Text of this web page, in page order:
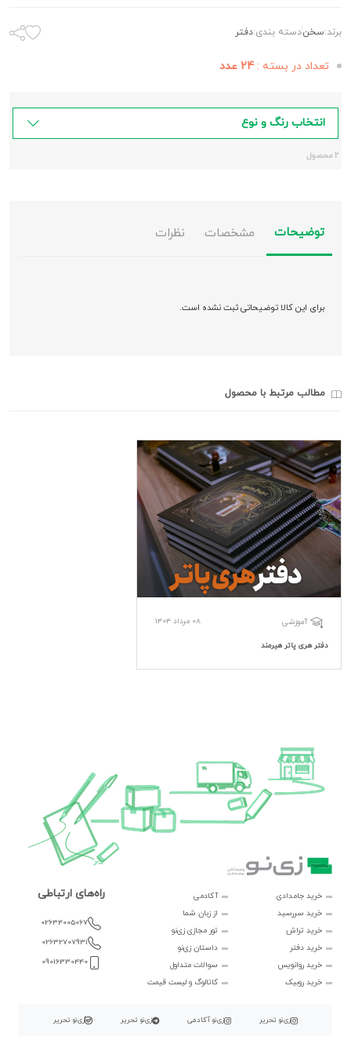
برند:سخندسته بندی:دفتر
تعداد در بسته :24 عدد
انتخاب رنگ و نوع
2 محصول
توضیحات مشخصات نظرات
برای این کالا توضیحاتی ثبت نشده است.
مطالب مرتبط با محصول
آموزشی 08 مرداد 1404
دفتر هری پاتر هیرمند
خرید جامدادی
خرید سررسید
خرید تراش
خرید دفتر
خرید روانویس
خرید روبیک
آکادمی
از زبان شما
تور مجازی زی‌نو
داستان زی‌نو
سوالات متداول
کاتالوگ و لیست قیمت
راه‌های ارتباطی
02634005067
02632707931
09016330440
زی‌نو تحریر زی‌نو آکادمی زی‌نو تحریر زی‌نو تحریر